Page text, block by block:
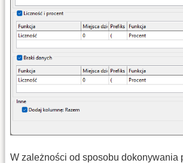
W zależności od sposobu dokonywania